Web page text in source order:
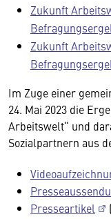
Zukunft
Zukunft
Im Zuge einer
24. Mai 2023 die
Arbeitswelt“ und
Sozialpartnern aus
Presseartikel